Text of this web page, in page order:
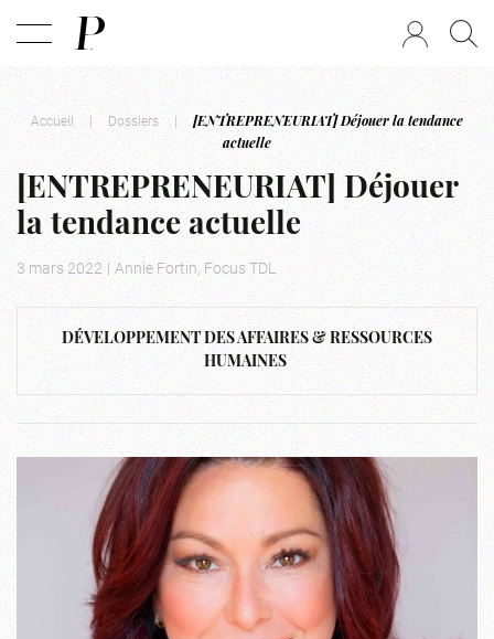
Accueil | Dossiers |
[ENTREPRENEURIAT] Déjouer la tendance
actuelle
[ENTREPRENEURIAT] Déjouer
la tendance actuelle
3 mars 2022 | Annie Fortin, Focus TDL
DÉVELOPPEMENT DES AFFAIRES & RESSOURCES
HUMAINES